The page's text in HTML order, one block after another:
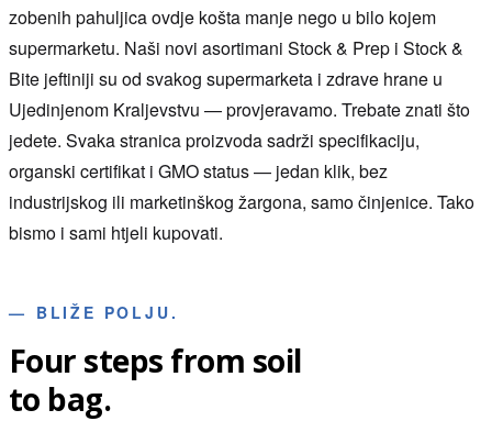
zobenih pahuljica ovdje košta manje nego u bilo kojem
supermarketu. Naši novi asortimani Stock & Prep i Stock &
Bite jeftiniji su od svakog supermarketa i zdrave hrane u
Ujedinjenom Kraljevstvu — provjeravamo. Trebate znati što
jedete. Svaka stranica proizvoda sadrži specifikaciju,
organski certifikat i GMO status — jedan klik, bez
industrijskog ili marketinškog žargona, samo činjenice. Tako
bismo i sami htjeli kupovati.
— BLIŽE POLJU.
Four steps from soil
to bag.